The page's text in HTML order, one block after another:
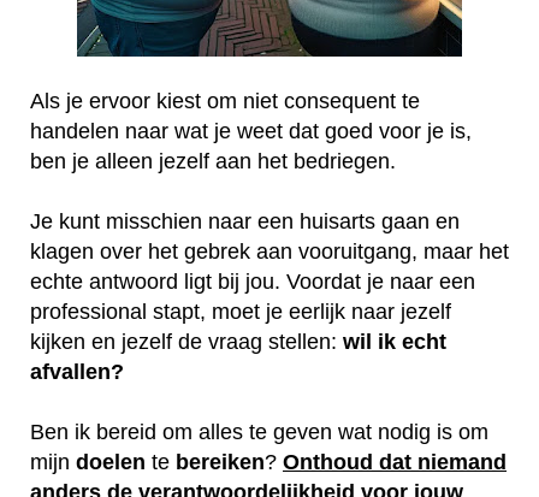
Als je ervoor kiest om niet consequent te
handelen naar wat je weet dat goed voor je is,
ben je alleen jezelf aan het bedriegen.
Je kunt misschien naar een huisarts gaan en
klagen over het gebrek aan vooruitgang, maar het
echte antwoord ligt bij jou. Voordat je naar een
professional stapt, moet je eerlijk naar jezelf
kijken en jezelf de vraag stellen: wil ik echt
afvallen?
Ben ik bereid om alles te geven wat nodig is om
mijn doelen te bereiken? Onthoud dat niemand
anders de verantwoordelijkheid voor jouw